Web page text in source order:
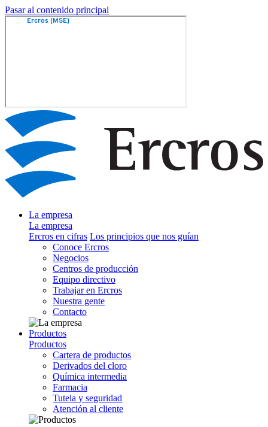
Pasar al contenido principal
La empresa
La empresa
Ercros en cifras Los principios que nos guían
Conoce Ercros
Negocios
Centros de producción
Equipo directivo
Trabajar en Ercros
Nuestra gente
Contacto
Productos
Productos
Cartera de productos
Derivados del cloro
Química intermedia
Farmacia
Tutela y seguridad
Atención al cliente